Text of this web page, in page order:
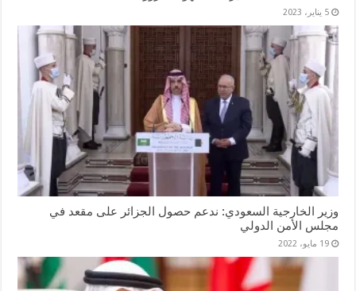
5 يناير، 2023
وزير الخارجية السعودي: ندعم حصول الجزائر على مقعد في
مجلس الأمن الدولي
19 مايو، 2022